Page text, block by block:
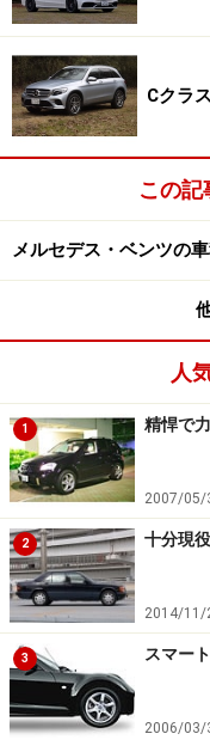
Cクラ
この記
メルセデス・ベンツの
人
1 精悍で
2007/05/
2 十分現
2014/11/
3 スマー
2006/03/